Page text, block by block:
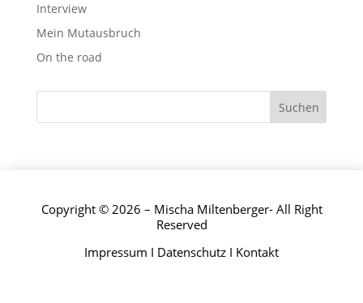
Interview
Mein Mutausbruch
On the road
Copyright © 2026 – Mischa Miltenberger- All Right
Reserved
Impressum I Datenschutz I Kontakt